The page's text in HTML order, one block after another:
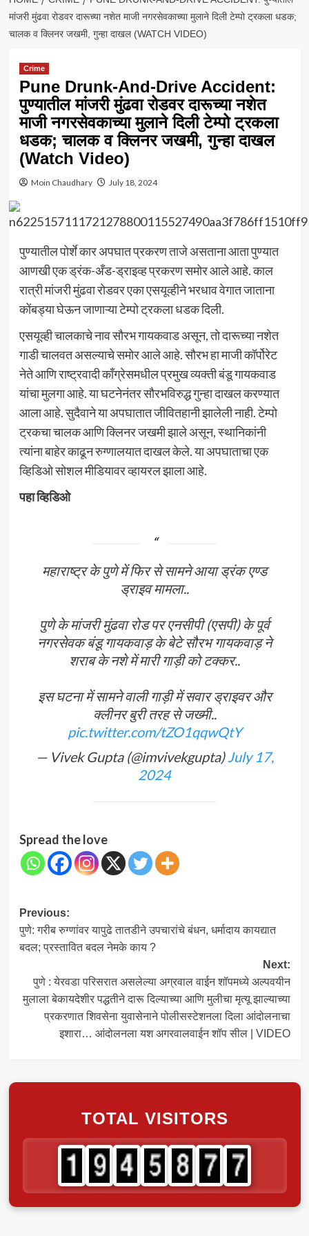
मांजरी मुंढवा रोडवर दारूच्या नशेत माजी नगरसेवकाच्या मुलाने दिली टेम्पो ट्रकला धडक;
चालक व क्लिनर जखमी, गुन्हा दाखल (WATCH VIDEO)
Crime
Pune Drunk-And-Drive Accident:
पुण्यातील मांजरी मुंढवा रोडवर दारूच्या नशेत
माजी नगरसेवकाच्या मुलाने दिली टेम्पो ट्रकला
धडक; चालक व क्लिनर जखमी, गुन्हा दाखल
(Watch Video)
Moin Chaudhary July 18, 2024
पुण्यातील पोर्शे कार अपघात प्रकरण ताजे असताना आता पुण्यात
आणखी एक ड्रंक-अँड-ड्राइव्ह प्रकरण समोर आले आहे. काल
रात्री मांजरी मुंढवा रोडवर एका एसयूव्हीने भरधाव वेगात जाताना
कोंबड्या घेऊन जाणाऱ्या टेम्पो ट्रकला धडक दिली.
एसयूव्ही चालकाचे नाव सौरभ गायकवाड असून, तो दारूच्या नशेत
गाडी चालवत असल्याचे समोर आले आहे. सौरभ हा माजी कॉर्पोरेट
नेते आणि राष्ट्रवादी काँग्रेसमधील प्रमुख व्यक्ती बंडू गायकवाड
यांचा मुलगा आहे. या घटनेनंतर सौरभविरुद्ध गुन्हा दाखल करण्यात
आला आहे. सुदैवाने या अपघातात जीवितहानी झालेली नाही. टेम्पो
ट्रकचा चालक आणि क्लिनर जखमी झाले असून, स्थानिकांनी
त्यांना बाहेर काढून रुग्णालयात दाखल केले. या अपघाताचा एक
व्हिडिओ सोशल मीडियावर व्हायरल झाला आहे.
पहा व्हिडिओ
महाराष्ट्र के पुणे में फिर से सामने आया ड्रंक एण्ड
ड्राइव मामला..
पुणे के मांजरी मुंढवा रोड पर एनसीपी (एसपी) के पूर्व
नगरसेवक बंडू गायकवाड़ के बेटे सौरभ गायकवाड़ ने
शराब के नशे में मारी गाड़ी को टक्कर..
इस घटना में सामने वाली गाड़ी में सवार ड्राइवर और
क्लीनर बुरी तरह से जख्मी..
pic.twitter.com/tZO1qqwQtY
— Vivek Gupta (@imvivekgupta)July 17,
2024
Spread the love
Post
navigation
Previous:
पुणे: गरीब रुग्णांवर यापुढे तातडीने उपचारांचे बंधन, धर्मादाय कायद्यात
बदल; प्रस्तावित बदल नेमके काय ?
Next:
पुणे : येरवडा परिसरात असलेल्या अग्रवाल वाईन शॉपमध्ये अल्पवयीन
मुलाला बेकायदेशीर पद्धतीने दारू दिल्याच्या आणि मुलीचा मृत्यू झाल्याच्या
प्रकरणात शिवसेना युवासेनाने पोलीसस्टेशनला दिला आंदोलनाचा
इशारा… आंदोलनला यश अगरवालवाईन शॉप सील | VIDEO
TOTAL VISITORS